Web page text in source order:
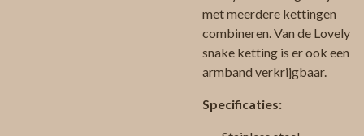
met meerdere kettingen
combineren. Van de Lovely
snake ketting is er ook een
armband verkrijgbaar.
Specificaties: